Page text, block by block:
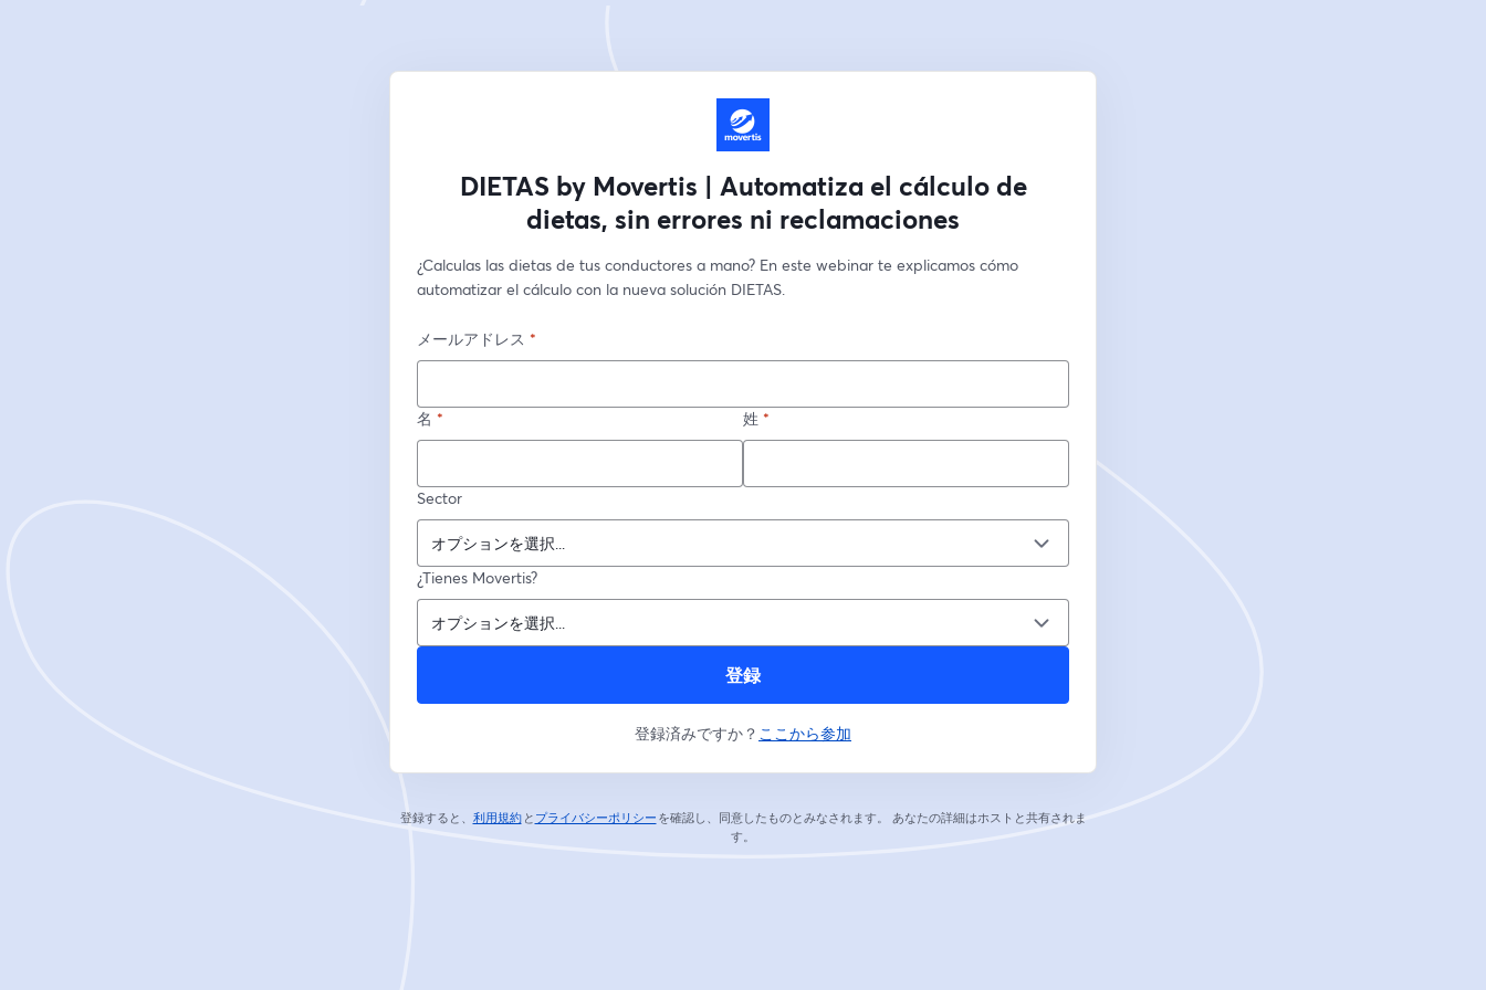
DIETAS by Movertis | Automatiza el cálculo de
dietas, sin errores ni reclamaciones
¿Calculas las dietas de tus conductores a mano? En este webinar te explicamos cómo
automatizar el cálculo con la nueva solución DIETAS.
メールアドレス *
名 * 姓 *
Sector
¿Tienes Movertis?
登録
登録済みですか？ ここから参加
登録すると、 利用規約
新しいタブで開く
と プライバシーポリシー
新しいタブで開く
を確認し、同意したものとみなされます。
あなたの詳細はホストと共有されま
す。